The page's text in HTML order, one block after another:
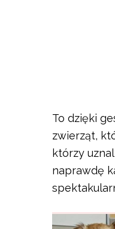
To dzięki
zwierząt,
którzy
naprawdę